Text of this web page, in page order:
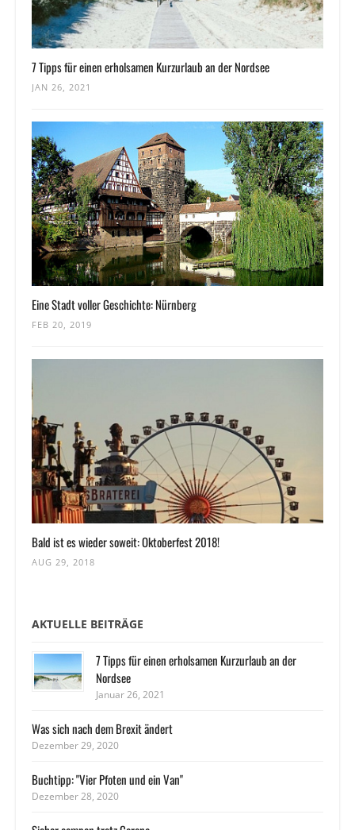
7 Tipps für einen erholsamen Kurzurlaub an der Nordsee
JAN 26, 2021
Eine Stadt voller Geschichte: Nürnberg
FEB 20, 2019
Bald ist es wieder soweit: Oktoberfest 2018!
AUG 29, 2018
AKTUELLE BEITRÄGE
7 Tipps für einen erholsamen Kurzurlaub an der
Nordsee
Januar 26, 2021
Was sich nach dem Brexit ändert
Dezember 29, 2020
Buchtipp: "Vier Pfoten und ein Van"
Dezember 28, 2020